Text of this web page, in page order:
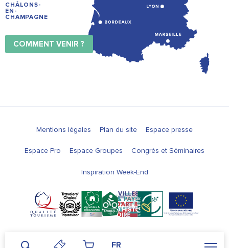
FR
CHÂLONS-
EN-
CHAMPAGNE
COMMENT VENIR ?
Mentions légales Plan du site Espace presse
Espace Pro Espace Groupes Congrès et Séminaires
Inspiration Week-End